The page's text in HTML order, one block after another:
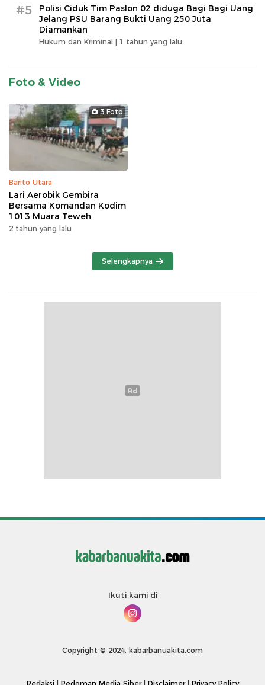
#5
Polisi Ciduk Tim Paslon 02 diduga Bagi Bagi Uang
Jelang PSU Barang Bukti Uang 250 Juta
Diamankan
Hukum dan Kriminal | 1 tahun yang lalu
Foto & Video
3 Foto
Barito Utara
Lari Aerobik Gembira
Bersama Komandan Kodim
1013 Muara Teweh
2 tahun yang lalu
Selengkapnya
Ikuti kami di
Copyright © 2024. kabarbanuakita.com